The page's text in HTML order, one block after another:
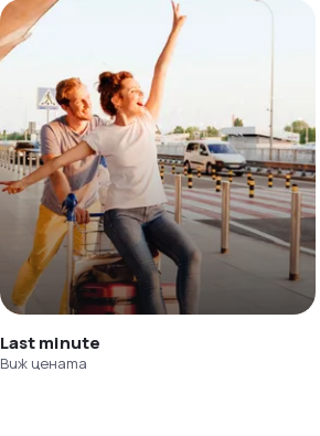
Last minute
Виж цената